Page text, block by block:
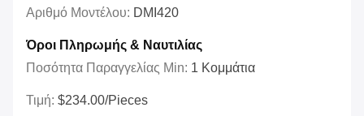
Αριθμό Μοντέλου: DMI420
Όροι Πληρωμής & Ναυτιλίας
Ποσότητα Παραγγελίας Min: 1 Κομμάτια
Τιμή: $234.00/Pieces